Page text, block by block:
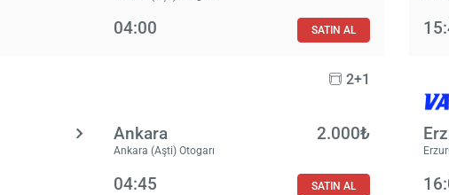
04:00 SATIN AL
2+1
Ankara
Ankara (Aşti) Otogarı
2.000₺
04:45 SATIN AL